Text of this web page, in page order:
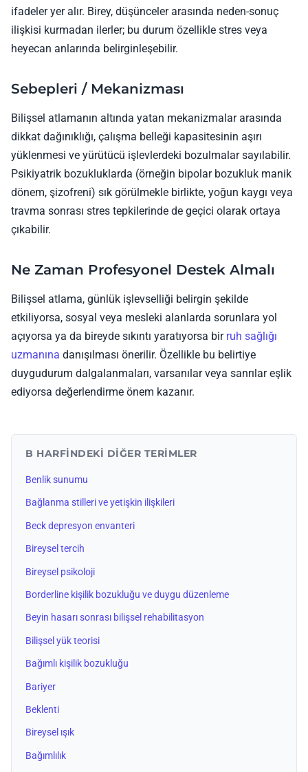
ifadeler yer alır. Birey, düşünceler arasında neden-sonuç
ilişkisi kurmadan ilerler; bu durum özellikle stres veya
heyecan anlarında belirginleşebilir.
Sebepleri / Mekanizması
Bilişsel atlamanın altında yatan mekanizmalar arasında
dikkat dağınıklığı, çalışma belleği kapasitesinin aşırı
yüklenmesi ve yürütücü işlevlerdeki bozulmalar sayılabilir.
Psikiyatrik bozukluklarda (örneğin bipolar bozukluk manik
dönem, şizofreni) sık görülmekle birlikte, yoğun kaygı veya
travma sonrası stres tepkilerinde de geçici olarak ortaya
çıkabilir.
Ne Zaman Profesyonel Destek Almalı
Bilişsel atlama, günlük işlevselliği belirgin şekilde
etkiliyorsa, sosyal veya mesleki alanlarda sorunlara yol
açıyorsa ya da bireyde sıkıntı yaratıyorsa bir ruh sağlığı
uzmanına danışılması önerilir. Özellikle bu belirtiye
duygudurum dalgalanmaları, varsanılar veya sanrılar eşlik
ediyorsa değerlendirme önem kazanır.
B HARFINDEKI DIĞER TERIMLER
Benlik sunumu
Bağlanma stilleri ve yetişkin ilişkileri
Beck depresyon envanteri
Bireysel tercih
Bireysel psikoloji
Borderline kişilik bozukluğu ve duygu düzenleme
Beyin hasarı sonrası bilişsel rehabilitasyon
Bilişsel yük teorisi
Bağımlı kişilik bozukluğu
Bariyer
Beklenti
Bireysel ışık
Bağımlılık